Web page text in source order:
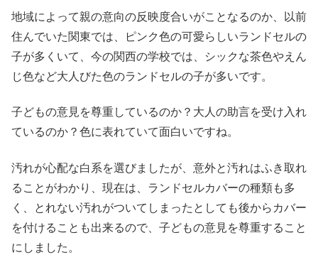
地域によって親の意向の反映度合いがことなるのか、以前
住んでいた関東では、ピンク色の可愛らしいランドセルの
子が多くいて、今の関西の学校では、シックな茶色やえん
じ色など大人びた色のランドセルの子が多いです。
子どもの意見を尊重しているのか？大人の助言を受け入れ
ているのか？色に表れていて面白いですね。
汚れが心配な白系を選びましたが、意外と汚れはふき取れ
ることがわかり、現在は、ランドセルカバーの種類も多
く、とれない汚れがついてしまったとしても後からカバー
を付けることも出来るので、子どもの意見を尊重すること
にしました。